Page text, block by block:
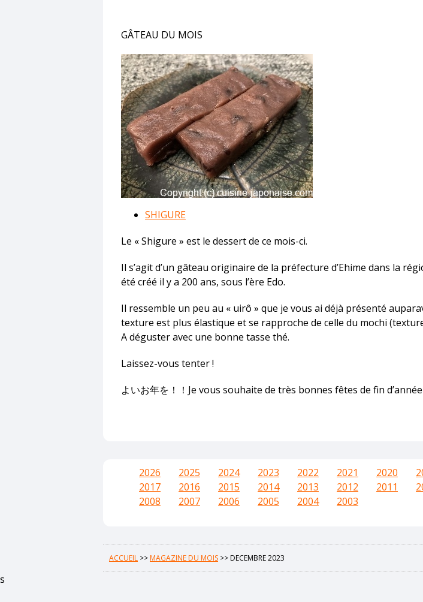
GÂTEAU DU MOIS
SHIGURE
Le « Shigure » est le dessert de ce mois-ci.
Il s’agit d’un gâteau originaire de la préfecture d’Ehime dans la
été créé il y a 200 ans, sous l’ère Edo.
Il ressemble un peu au « uirô » que je vous ai déjà présenté
texture est plus élastique et se rapproche de celle du mochi
A déguster avec une bonne tasse thé.
Laissez-vous tenter !
よいお年を！！Je vous souhaite de très bonnes fêtes de fin d’année
2026 2025 2024 2023 2022 2021 2020
2017
2016 2015 2014 2013 2012 2011
2008
2007 2006 2005 2004 2003
ACCUEIL >>MAGAZINE DU MOIS >>DECEMBRE 2023
s